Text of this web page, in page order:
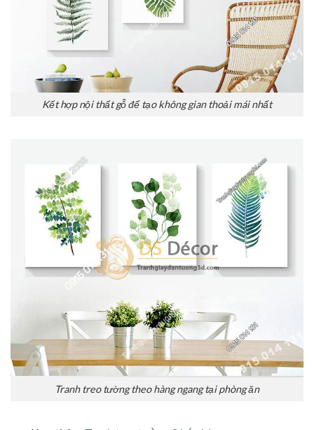
Kết hợp nội thất gỗ để tạo không gian thoải mái nhất
Tranh treo tường theo hàng ngang tại phòng ăn